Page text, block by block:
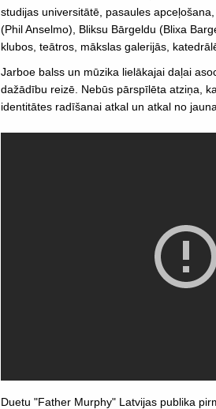
studijas universitātē, pasaules
(Phil Anselmo), Bliksu Bārgeldu (Blixa
klubos, teātros, mākslas galerijās,
Jarboe balss un mūzika lielākajai daļai
dažādību reizē. Nebūs pārspīlēta atziņa,
identitātes radīšanai atkal un atkal no jauna.
Duetu "Father Murphy" Latvijas publika